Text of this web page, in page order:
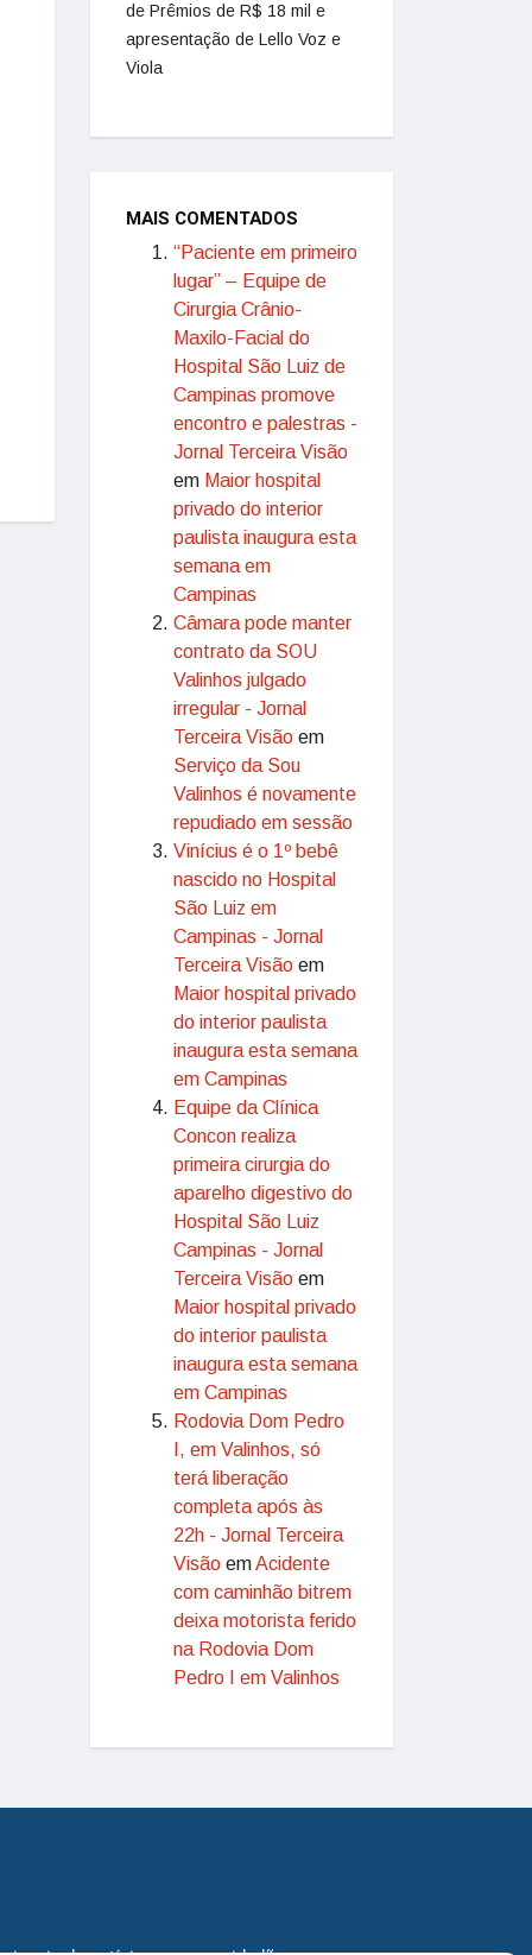
de Prêmios de R$ 18 mil e
apresentação de Lello Voz e
Viola
MAIS COMENTADOS
“Paciente em primeiro
lugar” – Equipe de
Cirurgia Crânio-
Maxilo-Facial do
Hospital São Luiz de
Campinas promove
encontro e palestras -
Jornal Terceira Visão
em Maior hospital
privado do interior
paulista inaugura esta
semana em
Campinas
Câmara pode manter
contrato da SOU
Valinhos julgado
irregular - Jornal
Terceira Visão em
Serviço da Sou
Valinhos é novamente
repudiado em sessão
Vinícius é o 1º bebê
nascido no Hospital
São Luiz em
Campinas - Jornal
Terceira Visão em
Maior hospital privado
do interior paulista
inaugura esta semana
em Campinas
Equipe da Clínica
Concon realiza
primeira cirurgia do
aparelho digestivo do
Hospital São Luiz
Campinas - Jornal
Terceira Visão em
Maior hospital privado
do interior paulista
inaugura esta semana
em Campinas
Rodovia Dom Pedro
I, em Valinhos, só
terá liberação
completa após às
22h - Jornal Terceira
Visão emAcidente
com caminhão bitrem
deixa motorista ferido
na Rodovia Dom
Pedro I em Valinhos